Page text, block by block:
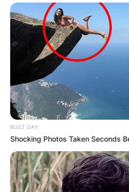
Апартмани
Локали
BUZZ DAY
Shocking Photos Taken Seconds